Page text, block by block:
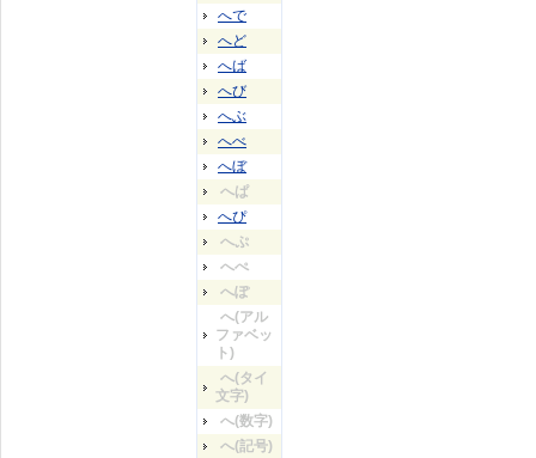
へで
へど
へば
へび
へぶ
へべ
へぼ
へぱ
へぴ
へぷ
へぺ
へぽ
へ(アル
ファベッ
ト)
へ(タイ
文字)
へ(数字)
へ(記号)